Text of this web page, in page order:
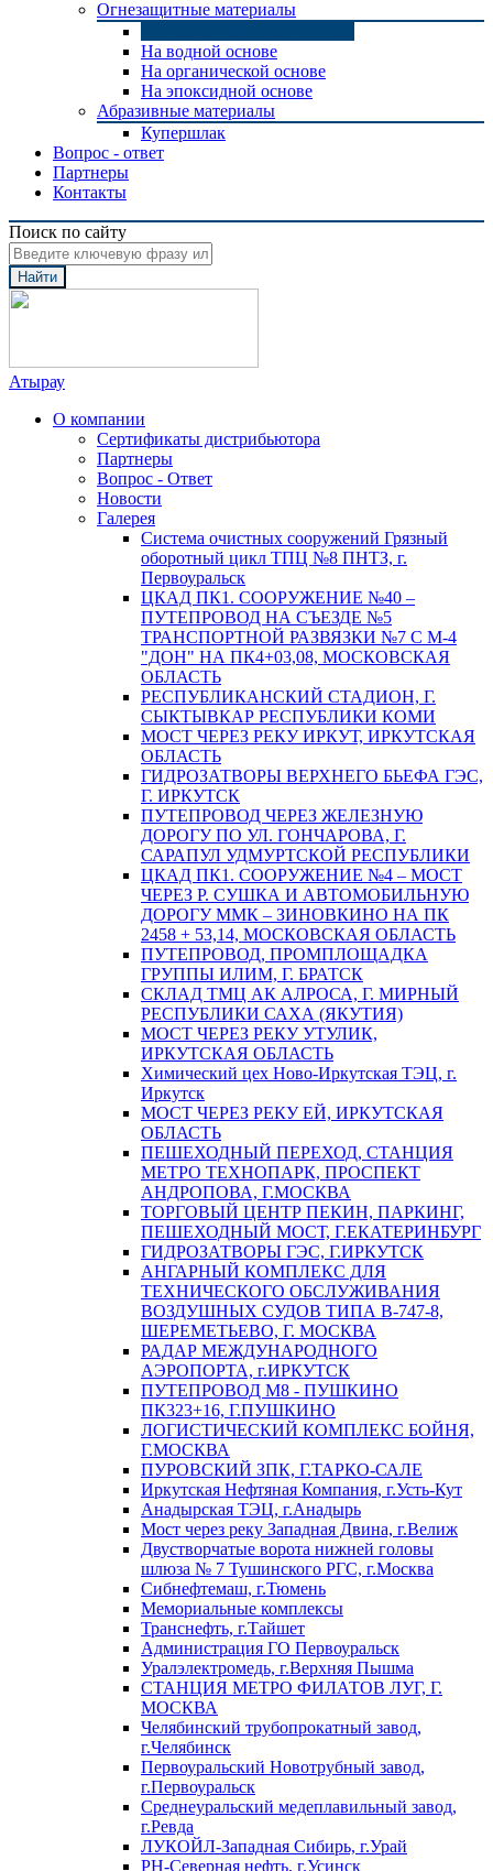
Огнезащитные материалы
На водной основе
На органической основе
На эпоксидной основе
Абразивные материалы
Купершлак
Вопрос - ответ
Партнеры
Контакты
Поиск по сайту
Найти
Атырау
О компании
Сертификаты дистрибьютора
Партнеры
Вопрос - Ответ
Новости
Галерея
Система очистных сооружений Грязный
оборотный цикл ТПЦ №8 ПНТЗ, г.
Первоуральск
ЦКАД ПК1. СООРУЖЕНИЕ №40 –
ПУТЕПРОВОД НА СЪЕЗДЕ №5
ТРАНСПОРТНОЙ РАЗВЯЗКИ №7 С М-4
"ДОН" НА ПК4+03,08, МОСКОВСКАЯ
ОБЛАСТЬ
РЕСПУБЛИКАНСКИЙ СТАДИОН, Г.
СЫКТЫВКАР РЕСПУБЛИКИ КОМИ
МОСТ ЧЕРЕЗ РЕКУ ИРКУТ, ИРКУТСКАЯ
ОБЛАСТЬ
ГИДРОЗАТВОРЫ ВЕРХНЕГО БЬЕФА ГЭС,
Г. ИРКУТСК
ПУТЕПРОВОД ЧЕРЕЗ ЖЕЛЕЗНУЮ
ДОРОГУ ПО УЛ. ГОНЧАРОВА, Г.
САРАПУЛ УДМУРТСКОЙ РЕСПУБЛИКИ
ЦКАД ПК1. СООРУЖЕНИЕ №4 – МОСТ
ЧЕРЕЗ Р. СУШКА И АВТОМОБИЛЬНУЮ
ДОРОГУ ММК – ЗИНОВКИНО НА ПК
2458 + 53,14, МОСКОВСКАЯ ОБЛАСТЬ
ПУТЕПРОВОД, ПРОМПЛОЩАДКА
ГРУППЫ ИЛИМ, Г. БРАТСК
СКЛАД ТМЦ АК АЛРОСА, Г. МИРНЫЙ
РЕСПУБЛИКИ САХА (ЯКУТИЯ)
МОСТ ЧЕРЕЗ РЕКУ УТУЛИК,
ИРКУТСКАЯ ОБЛАСТЬ
Химический цех Ново-Иркутская ТЭЦ, г.
Иркутск
МОСТ ЧЕРЕЗ РЕКУ ЕЙ, ИРКУТСКАЯ
ОБЛАСТЬ
ПЕШЕХОДНЫЙ ПЕРЕХОД, СТАНЦИЯ
МЕТРО ТЕХНОПАРК, ПРОСПЕКТ
АНДРОПОВА, Г.МОСКВА
ТОРГОВЫЙ ЦЕНТР ПЕКИН, ПАРКИНГ,
ПЕШЕХОДНЫЙ МОСТ, Г.ЕКАТЕРИНБУРГ
ГИДРОЗАТВОРЫ ГЭС, Г.ИРКУТСК
АНГАРНЫЙ КОМПЛЕКС ДЛЯ
ТЕХНИЧЕСКОГО ОБСЛУЖИВАНИЯ
ВОЗДУШНЫХ СУДОВ ТИПА В-747-8,
ШЕРЕМЕТЬЕВО, Г. МОСКВА
РАДАР МЕЖДУНАРОДНОГО
АЭРОПОРТА, г.ИРКУТСК
ПУТЕПРОВОД М8 - ПУШКИНО
ПК323+16, Г.ПУШКИНО
ЛОГИСТИЧЕСКИЙ КОМПЛЕКС БОЙНЯ,
Г.МОСКВА
ПУРОВСКИЙ ЗПК, Г.ТАРКО-САЛЕ
Иркутская Нефтяная Компания, г.Усть-Кут
Анадырская ТЭЦ, г.Анадырь
Мост через реку Западная Двина, г.Велиж
Двустворчатые ворота нижней головы
шлюза № 7 Тушинского РГС, г.Москва
Сибнефтемаш, г.Тюмень
Мемориальные комплексы
Транснефть, г.Тайшет
Администрация ГО Первоуральск
Уралэлектромедь, г.Верхняя Пышма
СТАНЦИЯ МЕТРО ФИЛАТОВ ЛУГ, Г.
МОСКВА
Челябинский трубопрокатный завод,
г.Челябинск
Первоуральский Новотрубный завод,
г.Первоуральск
Среднеуральский медеплавильный завод,
г.Ревда
ЛУКОЙЛ-Западная Сибирь, г.Урай
РН-Северная нефть, г.Усинск